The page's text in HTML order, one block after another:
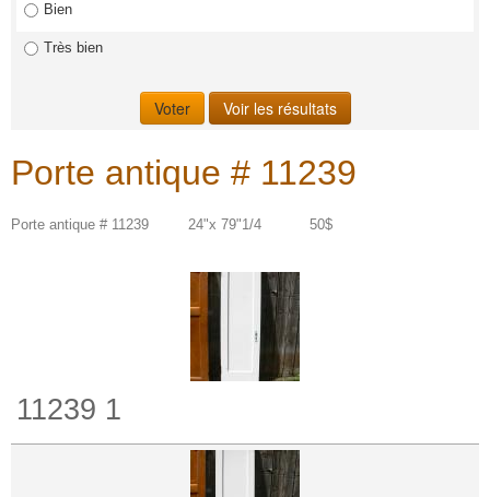
Bien
Très bien
Porte antique # 11239
Porte antique # 11239 24"x 79"1/4 50$
11239 1